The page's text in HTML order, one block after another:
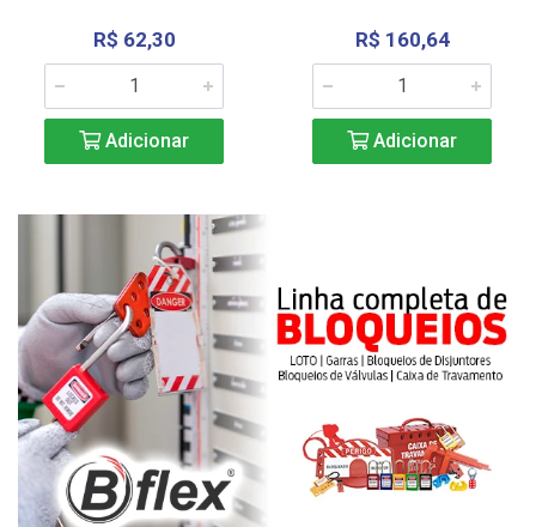
R$ 62,30
Adicionar
R$ 160,64
Adicionar